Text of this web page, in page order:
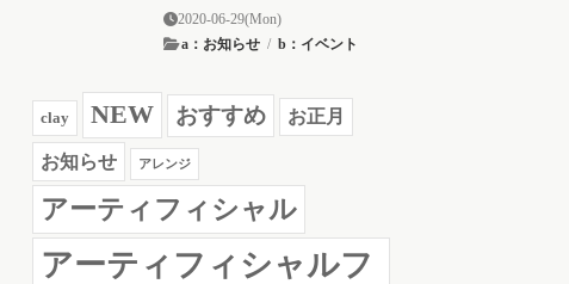
2020-06-29(Mon)
a：お知らせ / b：イベント
clay NEW おすすめ お正月
お知らせ アレンジ
アーティフィシャル
アーティフィシャルフ